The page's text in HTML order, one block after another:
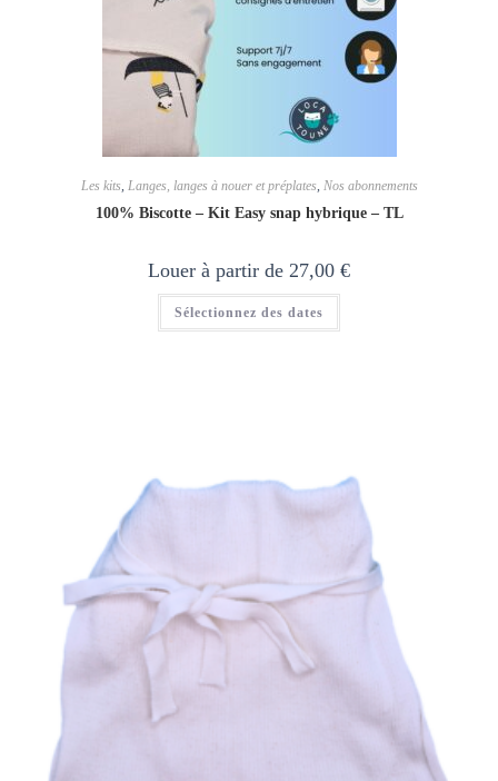
Les kits, Langes, langes à nouer et préplates, Nos abonnements
100% Biscotte – Kit Easy snap hybrique – TL
Louer à partir de 27,00 €
Sélectionnez des dates